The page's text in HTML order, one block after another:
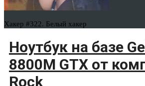
Хакер #322. Белый хакер
Ноутбук на базе
8800M GTX от
Rock